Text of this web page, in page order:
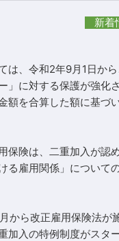
新着
は、令和2年9月1日か
」に対する保護が強化
額を合算した額に基づ
保険は、二重加入が認
る雇用関係」について
から改正雇用保険法が
加入の特例制度がスタ